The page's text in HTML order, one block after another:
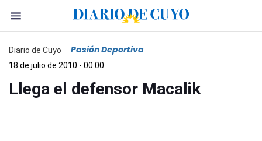
Diario de Cuyo Pasión Deportiva
18 de julio de 2010 - 00:00
Llega el defensor Macalik